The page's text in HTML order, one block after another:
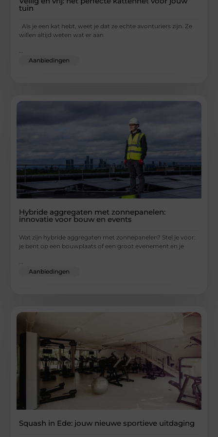
tuin
Als je een kat hebt, weet je dat ze echte avonturiers zijn. Ze
willen altijd weten wat er aan
...
Aanbiedingen
Hybride aggregaten met zonnepanelen:
innovatie voor bouw en events
Wat zijn hybride aggregaten met zonnepanelen? Stel je voor:
je bent op een bouwplaats of een groot evenement en je
...
Aanbiedingen
Squash in Ede: jouw nieuwe sportieve uitdaging